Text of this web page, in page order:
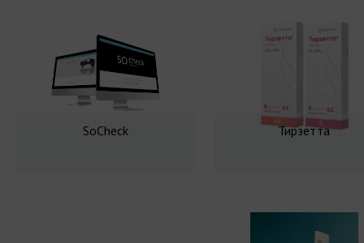
SoCheck Тирзетта